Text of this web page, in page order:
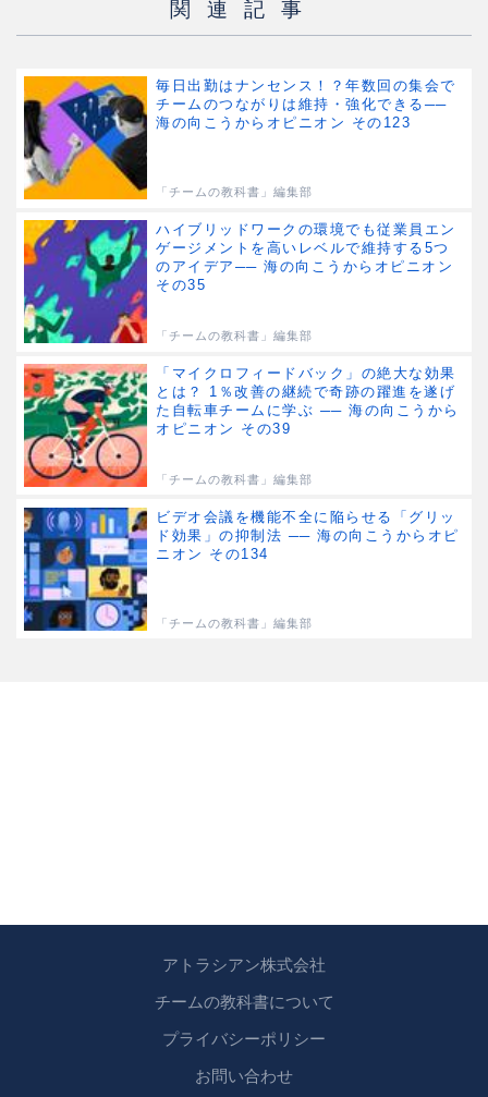
関連記事
毎日出勤はナンセンス！？年数回の集会で
チームのつながりは維持・強化できる──
海の向こうからオピニオン その123
「チームの教科書」編集部
ハイブリッドワークの環境でも従業員エン
ゲージメントを高いレベルで維持する5つ
のアイデア── 海の向こうからオピニオン
その35
「チームの教科書」編集部
「マイクロフィードバック」の絶大な効果
とは？ 1％改善の継続で奇跡の躍進を遂げ
た自転車チームに学ぶ ── 海の向こうから
オピニオン その39
「チームの教科書」編集部
ビデオ会議を機能不全に陥らせる「グリッ
ド効果」の抑制法 ── 海の向こうからオピ
ニオン その134
「チームの教科書」編集部
アトラシアン株式会社
チームの教科書について
プライバシーポリシー
お問い合わせ